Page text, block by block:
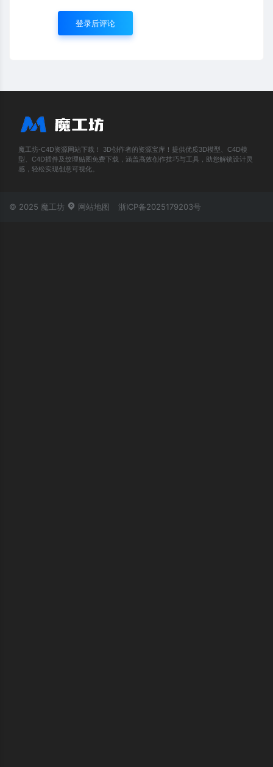
登录后评论
魔工坊-C4D资源网站下载！ 3D创作者的资源宝库！提供优质3D模型、C4D模
型、C4D插件及纹理贴图免费下载，涵盖高效创作技巧与工具，助您解锁设计灵
感，轻松实现创意可视化。
© 2025 魔工坊 网站地图 浙ICP备2025179203号